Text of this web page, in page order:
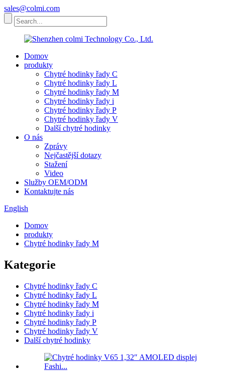
sales@colmi.com
Domov
produkty
Chytré hodinky řady C
Chytré hodinky řady L
Chytré hodinky řady M
Chytré hodinky řady i
Chytré hodinky řady P
Chytré hodinky řady V
Další chytré hodinky
O nás
Zprávy
Nejčastější dotazy
Stažení
Video
Služby OEM/ODM
Kontaktujte nás
English
Domov
produkty
Chytré hodinky řady M
Kategorie
Chytré hodinky řady C
Chytré hodinky řady L
Chytré hodinky řady M
Chytré hodinky řady i
Chytré hodinky řady P
Chytré hodinky řady V
Další chytré hodinky